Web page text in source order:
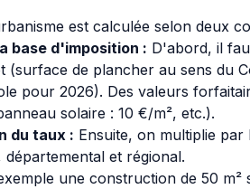
est calculée selon deux
base d'imposition : D'abord, il
(surface de plancher au sens du
pour 2026). Des valeurs
solaire : 10 €/m², etc.).
du taux : Ensuite, on multiplie par
départemental et régional.
une construction de 50